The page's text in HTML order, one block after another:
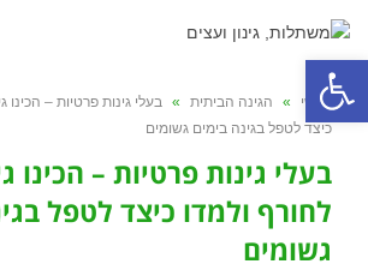
פתח סרגל נגישות
ראשי » הגינה הביתית » בעלי גינות פרטיות – הכינו
כיצד לטפל בגינה בימים גשומים
בעלי גינות פרטיות – הכינו
לחורף ולמדו כיצד לטפל
גשומים